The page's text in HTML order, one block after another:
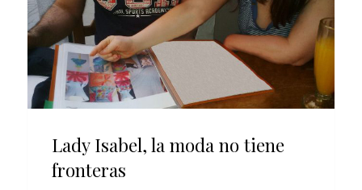
Lady Isabel, la moda no tiene
fronteras